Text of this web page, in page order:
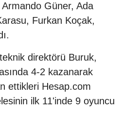
Güner, Ada
Furkan Koçak,
teknik direktörü Buruk,
4-2 kazanarak
ettikleri Hesap.com
ilk 11'inde 9 oyuncu